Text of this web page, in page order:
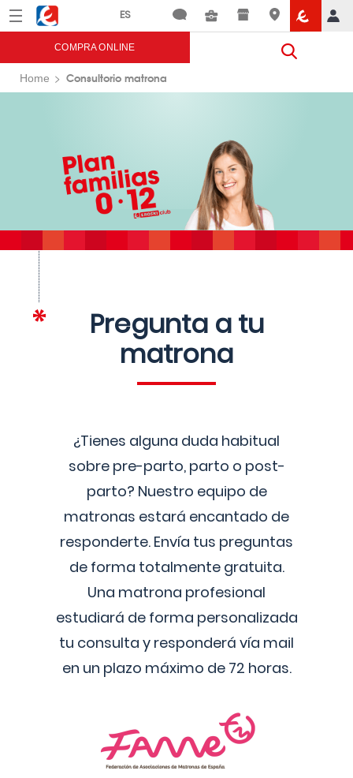
Menú Eroski
COMPRA ONLINE
Home Consultorio matrona
Pregunta a tu
matrona
¿Tienes alguna duda habitual
sobre pre-parto, parto o post-
parto? Nuestro equipo de
matronas estará encantado de
responderte. Envía tus preguntas
de forma totalmente gratuita.
Una matrona profesional
estudiará de forma personalizada
tu consulta y responderá vía mail
en un plazo máximo de 72 horas.